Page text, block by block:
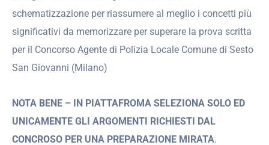
schematizzazione per riassumere al meglio i concetti più
significativi da memorizzare per superare la prova scritta
per il Concorso Agente di Polizia Locale Comune di Sesto
San Giovanni (Milano)
NOTA BENE – IN PIATTAFROMA SELEZIONA SOLO ED
UNICAMENTE GLI ARGOMENTI RICHIESTI DAL
CONCROSO PER UNA PREPARAZIONE MIRATA.